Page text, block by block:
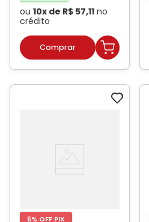
ou 10x de R$ 57,11 no
crédito
5% OFF PIX